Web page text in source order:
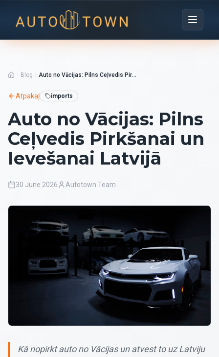
Blog Auto no Vācijas: Pilns Ceļvedis Pirkšanai un Ievešanai Latvijā
Atpakaļ imports
Auto no Vācijas: Pilns
Ceļvedis Pirkšanai un
Ievešanai Latvijā
30 June 2026 Autotown Team
Kā nopirkt auto no Vācijas un atvest to uz Latviju